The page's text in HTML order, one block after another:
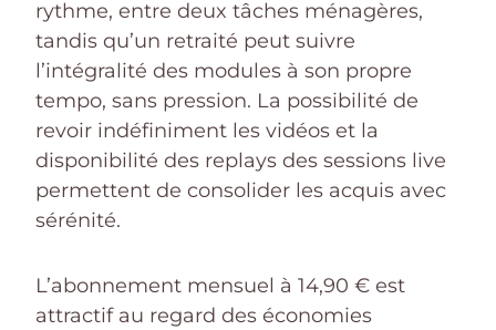
rythme, entre deux tâches ménagères,
tandis qu’un retraité peut suivre
l’intégralité des modules à son propre
tempo, sans pression. La possibilité de
revoir indéfiniment les vidéos et la
disponibilité des replays des sessions live
permettent de consolider les acquis avec
sérénité.
L’abonnement mensuel à 14,90 € est
attractif au regard des économies